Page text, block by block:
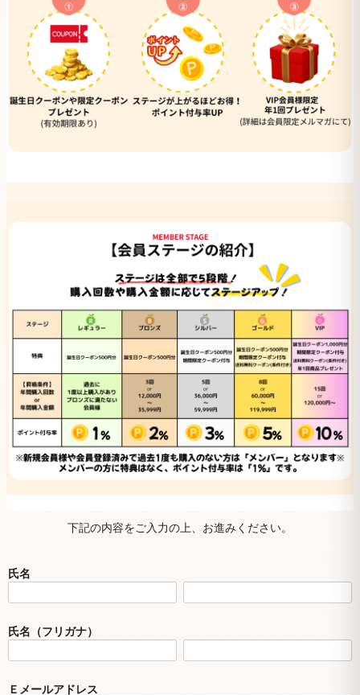
下記の内容をご入力の上、お進みください。
氏名
氏名（フリガナ）
Ｅメールアドレス